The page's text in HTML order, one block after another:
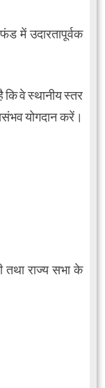
में उदारतापूर्वक
कि वे स्थानीय स्तर
योगदान करें।
तथा राज्य सभा के